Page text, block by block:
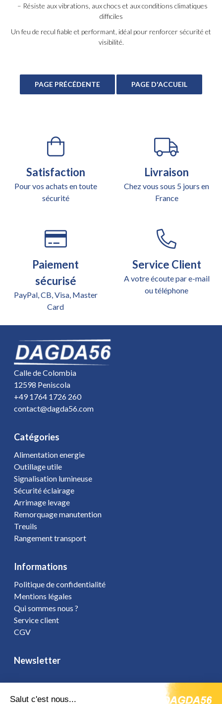
– Résiste aux vibrations, aux chocs et aux conditions climatiques
difficiles
Un feu de recul fiable et performant, idéal pour renforcer sécurité et
visibilité.
Satisfaction
Pour vos achats en toute
sécurité
Livraison
Chez vous sous 5 jours en
France
Paiement
sécurisé
PayPal, CB, Visa, Master
Card
Service Client
A votre écoute par e-mail
ou téléphone
Calle de Colombia
12598 Peniscola
+49 1764 1726 260
contact@dagda56.com
Catégories
Alimentation energie
Outillage utile
Signalisation lumineuse
Sécurité éclairage
Arrimage levage
Remorquage manutention
Treuils
Rangement transport
Informations
Politique de confidentialité
Mentions légales
Qui sommes nous ?
Service client
CGV
Newsletter
Salut c'est nous...